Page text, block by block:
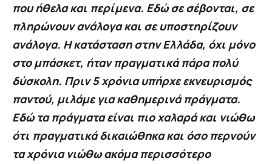
που ήθελα και περίμενα. Εδώ σε σέβονται, σε
πληρώνουν ανάλογα και σε υποστηρίζουν
ανάλογα. Η κατάσταση στην Ελλάδα, όχι μόνο
στο μπάσκετ, ήταν πραγματικά πάρα πολύ
δύσκολη. Πριν 5 χρόνια υπήρχε εκνευρισμός
παντού, μιλάμε για καθημερινά πράγματα.
Εδώ τα πράγματα είναι πιο χαλαρά και νιώθω
ότι πραγματικά δικαιώθηκα και όσο περνούν
τα χρόνια νιώθω ακόμα περισσότερο